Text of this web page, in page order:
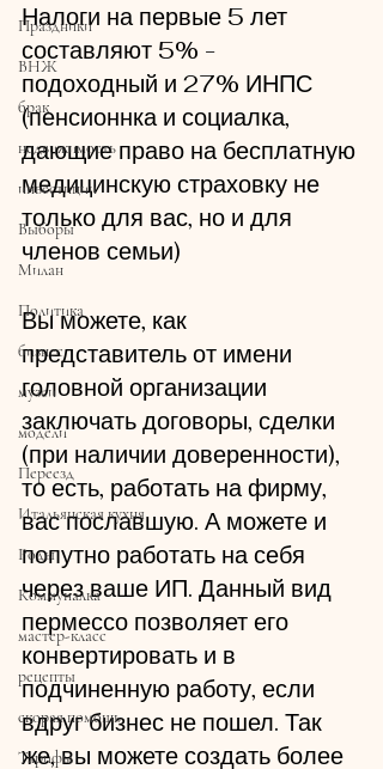
Праздники
ВНЖ
брак
недвижимость
инвестиции
Выборы
Милан
Политика
бизнес
музеи
модели
Переезд
Итальянская кухня
Роды
Коммуналка
мастер-класс
рецепты
скорая помощь
Тарифы
Налоги на первые 5 лет
составляют 5% -
подоходный и 27% ИНПС
(пенсионнка и социалка,
дающие право на бесплатную
медицинскую страховку не
только для вас, но и для
членов семьи)
Вы можете, как
представитель от имени
головной организации
заключать договоры, сделки
(при наличии доверенности),
то есть, работать на фирму,
вас пославшую. А можете и
попутно работать на себя
через ваше ИП. Данный вид
пермессо позволяет его
конвертировать и в
подчиненную работу, если
вдруг бизнес не пошел. Так
же, вы можете создать более